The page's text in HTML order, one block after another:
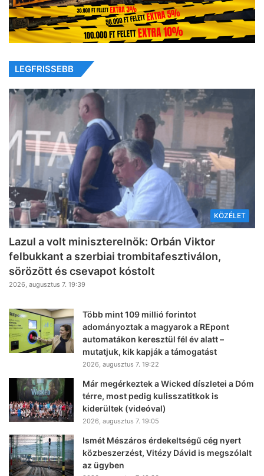
LEGFRISSEBB
KÖZÉLET
Lazul a volt miniszterelnök: Orbán Viktor
felbukkant a szerbiai trombitafesztiválon,
sörözött és csevapot kóstolt
2026, augusztus 7. 19:39
Több mint 109 millió forintot
adományoztak a magyarok a REpont
automatákon keresztül fél év alatt –
mutatjuk, kik kapják a támogatást
2026, augusztus 7. 19:22
Már megérkeztek a Wicked díszletei a Dóm
térre, most pedig kulisszatitkok is
kiderültek (videóval)
2026, augusztus 7. 19:05
Ismét Mészáros érdekeltségű cég nyert
közbeszerzést, Vitézy Dávid is megszólalt
az ügyben